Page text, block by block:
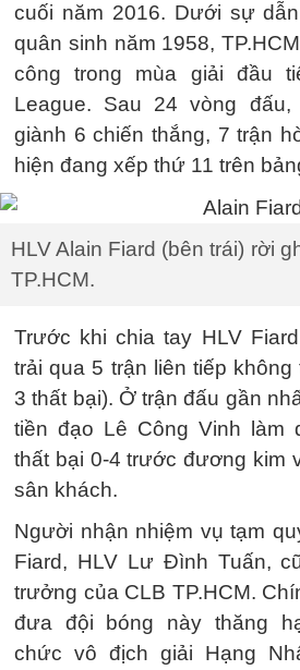
cuối năm 2016. Dưới sự
quân sinh năm 1958,
công trong mùa giải đầu
League. Sau 24 vòng
giành 6 chiến thắng, 7 trận
hiện đang xếp thứ 11 trên
HLV Alain Fiard (bên trái) rời
TP.HCM.
Trước khi chia tay HLV
trải qua 5 trận liên tiếp
3 thất bại). Ở trận đấu gần
tiền đạo Lê Công Vinh làm
thất bại 0-4 trước đương kim
sân khách.
Người nhận nhiệm vụ tạm
Fiard, HLV Lư Đình Tuấn,
trưởng của CLB TP.HCM.
đưa đội bóng này thăng
chức vô địch giải Hạng